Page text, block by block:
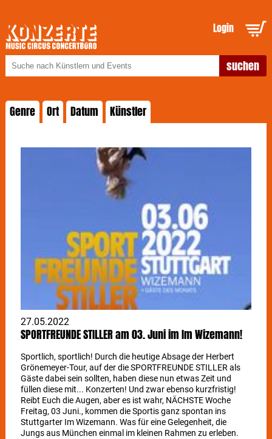
Login
Genre Ort Datum Künstler
27.05.2022
SPORTFREUNDE STILLER am 03. Juni im Im Wizemann!
Sportlich, sportlich! Durch die heutige Absage der Herbert
Grönemeyer-Tour, auf der die SPORTFREUNDE STILLER als
Gäste dabei sein sollten, haben diese nun etwas Zeit und
füllen diese mit... Konzerten! Und zwar ebenso kurzfristig!
Reibt Euch die Augen, aber es ist wahr, NÄCHSTE Woche
Freitag, 03 Juni., kommen die Sportis ganz spontan ins
Stuttgarter Im Wizemann. Was für eine Gelegenheit, die
Jungs aus München einmal im kleinen Rahmen zu erleben.